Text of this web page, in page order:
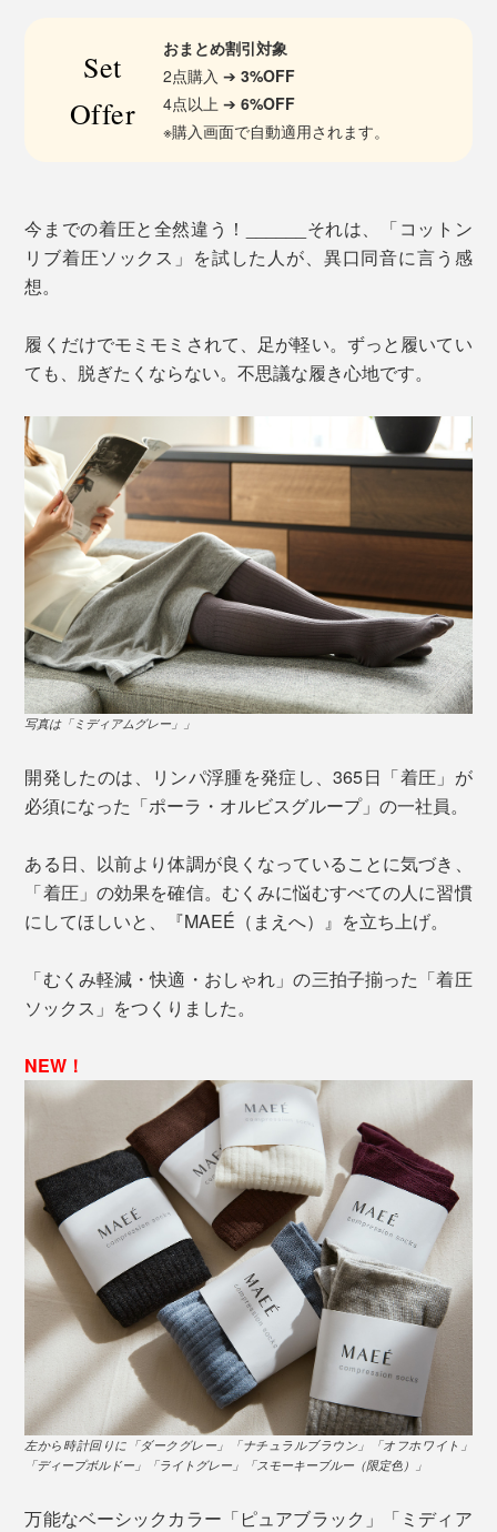
Set
Offer
おまとめ割引対象
2点購入 ➔3%OFF
4点以上 ➔6%OFF
※購入画面で自動適用されます。
今までの着圧と全然違う！______それは、「コットン
リブ着圧ソックス」を試した人が、異口同音に言う感
想。
履くだけでモミモミされて、足が軽い。ずっと履いてい
ても、脱ぎたくならない。不思議な履き心地です。
写真は「ミディアムグレー」」
開発したのは、リンパ浮腫を発症し、365日「着圧」が
必須になった「ポーラ・オルビスグループ」の一社員。
ある日、以前より体調が良くなっていることに気づき、
「着圧」の効果を確信。むくみに悩むすべての人に習慣
にしてほしいと、『MAEÉ（まえへ）』を立ち上げ。
「むくみ軽減・快適・おしゃれ」の三拍子揃った「着圧
ソックス」をつくりました。
NEW！
左から時計回りに「ダークグレー」「ナチュラルブラウン」「オフホワイト」
「ディープボルドー」「ライトグレー」「スモーキーブルー（限定色）」
万能なベーシックカラー「ピュアブラック」「ミディア